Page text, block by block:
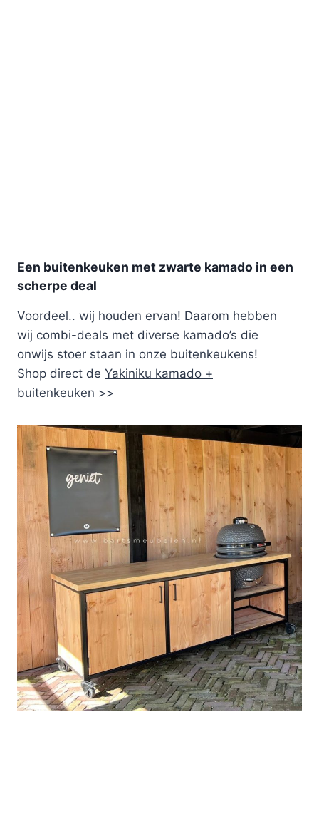
Een buitenkeuken met zwarte kamado in een
scherpe deal
Voordeel.. wij houden ervan! Daarom hebben
wij combi-deals met diverse kamado’s die
onwijs stoer staan in onze buitenkeukens!
Shop direct de Yakiniku kamado +
buitenkeuken >>